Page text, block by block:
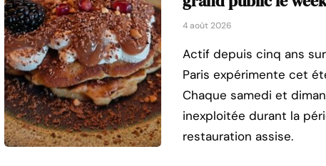
4 août 2026
Actif depuis cinq ans
Paris expérimente cet
Chaque samedi et
inexploitée durant la
restauration assise.